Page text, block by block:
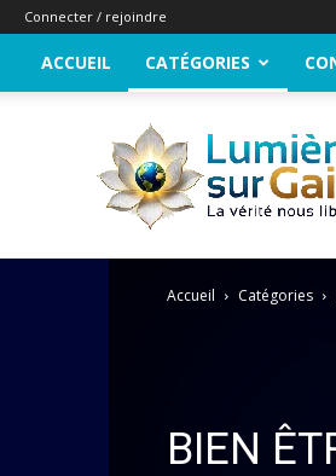
Connecter / rejoindre
ACCUEIL CATÉGORIES
Lumière
Gaia
Accueil Catégories
BIEN